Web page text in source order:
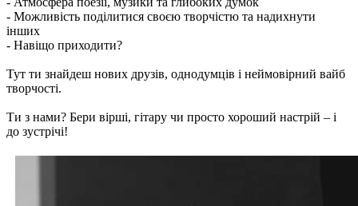
- Можливість поділитися своєю творчістю та надихнути
інших
- Навіщо приходити?
Тут ти знайдеш нових друзів, однодумців і неймовірний вайб
творчості.
Ти з нами? Бери вірші, гітару чи просто хороший настрій – і
до зустрічі!